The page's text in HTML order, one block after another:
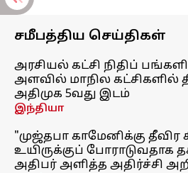
சமீபத்திய செய்திகள்
அரசியல் கட்சி நிதிப்
அளவில் மாநில கட்சிகளில்
அதிமுக 5வது இடம்
இந்தியா
"முஜ்தபா காமேனிக்கு தீவிர
உயிருக்குப் போராடுவதாக
அதிபர் அளித்த அதிர்ச்சி